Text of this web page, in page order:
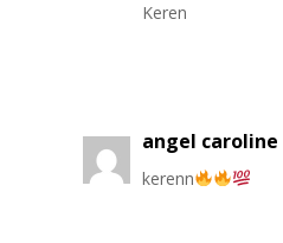
Keren
angel caroline
kerenn